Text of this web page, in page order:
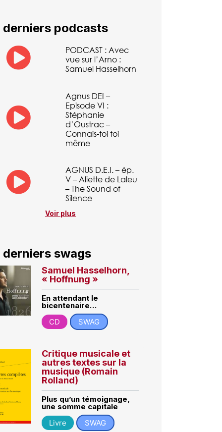
derniers podcasts
PODCAST : Avec
vue sur l’Arno :
Samuel Hasselhorn
Agnus DEI –
Episode VI :
Stéphanie
d’Oustrac –
Connais-toi toi
même
AGNUS D.E.I. – ép.
V – Aliette de Laleu
– The Sound of
Silence
Voir plus
derniers swags
Samuel Hasselhorn,
« Hoffnung »
En attendant le
bicentenaire…
CD
SWAG
Critique musicale et
autres textes sur la
musique (Romain
Rolland)
Plus qu’un témoignage,
une somme capitale
Livre
SWAG